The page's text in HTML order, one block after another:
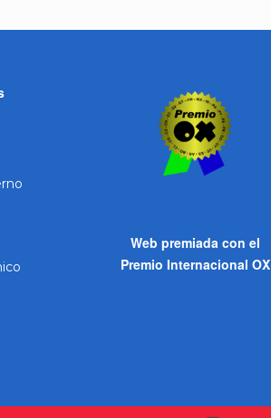
Web premiada con el
Premio Internacional OX